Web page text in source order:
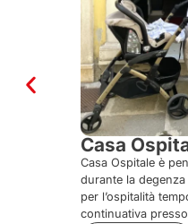
Casa
Casa Ospitale è
durante la
per l’ospitalità
continuativa